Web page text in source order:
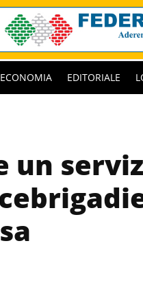
ECONOMIA EDITORIALE
un